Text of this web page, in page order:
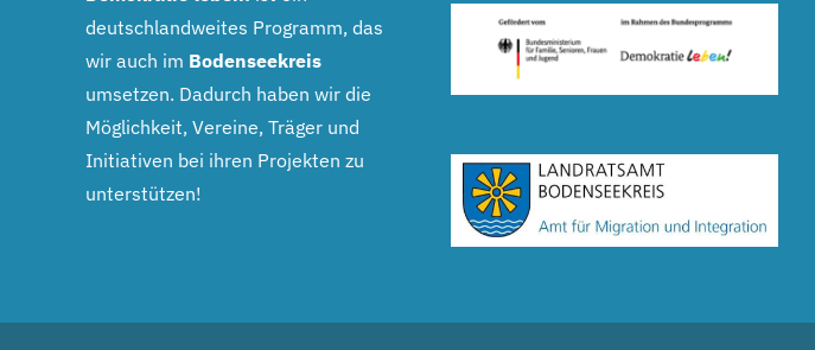
deutschlandweites Programm, das
wir auch im Bodenseekreis
umsetzen. Dadurch haben wir die
Möglichkeit, Vereine, Träger und
Initiativen bei ihren Projekten zu
unterstützen!